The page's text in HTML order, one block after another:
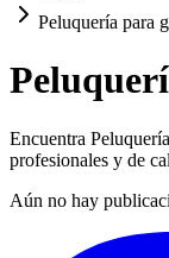
Peluquería para
Encuentra
profesionales y de
Aún no hay